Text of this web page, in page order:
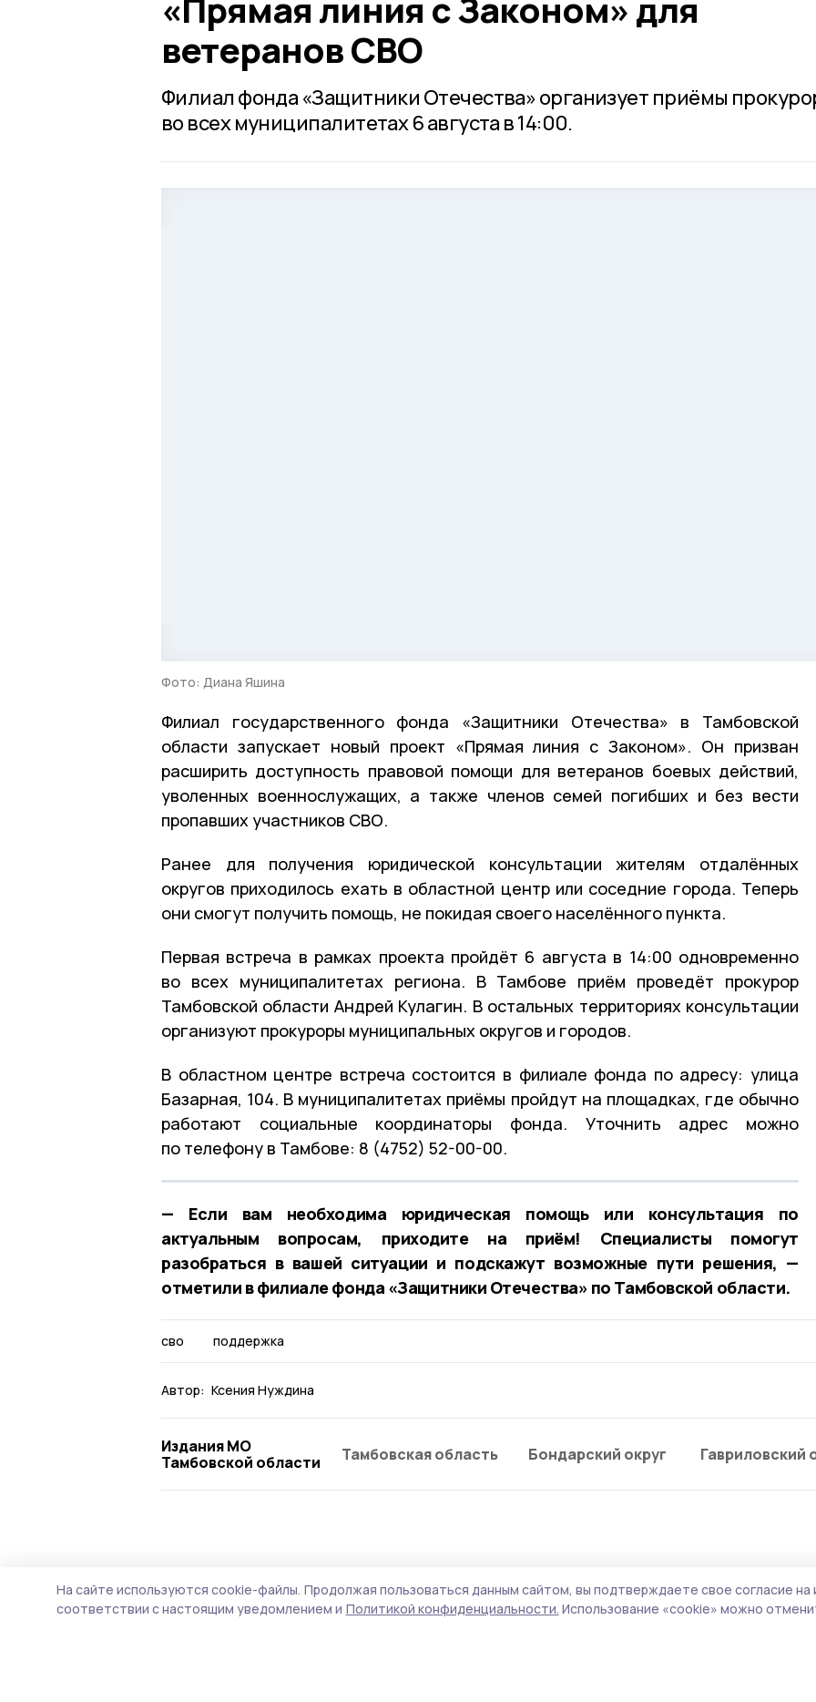
ветеранов СВО
Филиал фонда «Защитники Отечества» организует приёмы
во всех муниципалитетах 6 августа в 14:00.
Фото: Диана Яшина
Филиал государственного фонда «Защитники Отечества» в Тамбовской
области запускает новый проект «Прямая линия с Законом». Он призван
расширить доступность правовой помощи для ветеранов боевых действий,
уволенных военнослужащих, а также членов семей погибших и без вести
пропавших участников СВО.
Ранее для получения юридической консультации жителям отдалённых
округов приходилось ехать в областной центр или соседние города. Теперь
они смогут получить помощь, не покидая своего населённого пункта.
Первая встреча в рамках проекта пройдёт 6 августа в 14:00 одновременно
во всех муниципалитетах региона. В Тамбове приём проведёт прокурор
Тамбовской области Андрей Кулагин. В остальных территориях консультации
организуют прокуроры муниципальных округов и городов.
В областном центре встреча состоится в филиале фонда по адресу: улица
Базарная, 104. В муниципалитетах приёмы пройдут на площадках, где обычно
работают социальные координаторы фонда. Уточнить адрес можно
по телефону в Тамбове: 8 (4752) 52-00-00.
— Если вам необходима юридическая помощь или консультация по
актуальным вопросам, приходите на приём! Специалисты помогут
разобраться в вашей ситуации и подскажут возможные пути решения, —
отметили в филиале фонда «Защитники Отечества» по Тамбовской области.
сво поддержка
Автор: Ксения Нуждина
Издания МО
Тамбовской области
Тамбовская область Бондарский округ Гавриловский
За полгода мошенники пытались
На сайте используются cookie-файлы. Продолжая пользоваться данным сайтом, вы подтверждаете свое согласие на
соответствии с настоящим уведомлением и Политикой конфиденциальности. Использование «cookie» можно